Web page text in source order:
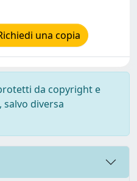
una copia
da copyright e
diversa